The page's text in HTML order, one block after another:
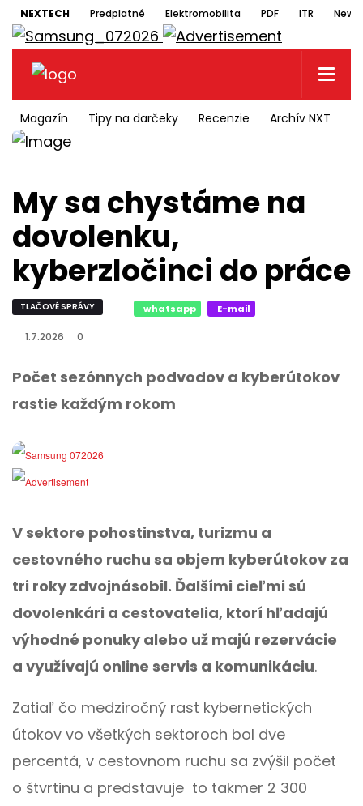
NEXTECH Predplatné Elektromobilita PDF ITR
Magazín Tipy na darčeky Recenzie Archív NXT
My sa chystáme na
dovolenku,
kyberzločinci do práce
TLAČOVÉ SPRÁVY whatsapp E-mail
1.7.2026 0
Počet sezónnych podvodov a kyberútokov
rastie každým rokom
V sektore pohostinstva, turizmu a
cestovného ruchu sa objem kyberútokov za
tri roky zdvojnásobil. Ďalšími cieľmi sú
dovolenkári a cestovatelia, ktorí hľadajú
výhodné ponuky alebo už majú rezervácie
a využívajú online servis a komunikáciu.
Zatiaľ čo medziročný rast kybernetických
útokov vo všetkých sektoroch bol dve
percentá, v cestovnom ruchu sa zvýšil počet
o štvrtinu a predstavuje to takmer 2 300